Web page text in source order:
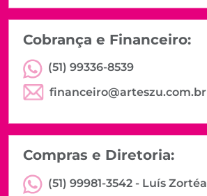
Cobrança e Financeiro:
(51) 99336-8539
financeiro@arteszu.com.br
Compras e Diretoria:
(51) 99981-3542 - Luís Zortéa